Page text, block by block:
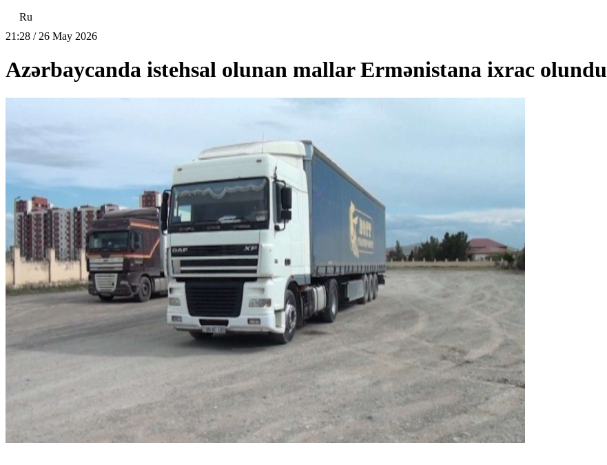
Ru
21:28 / 26 May 2026
Azərbaycanda istehsal olunan mallar Ermənistana ixrac olundu